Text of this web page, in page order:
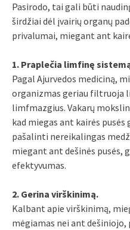
Pasirodo, tai gali būti
širdžiai dėl įvairių organų
privalumai, miegant ant
1. Praplečia limfinę
Pagal Ajurvedos mediciną,
organizmas geriau filtruoja
limfmazgius. Vakarų
kad miegas ant kairės
pašalinti nereikalingas
miegant ant dešinės pusės,
efektyvumas.
2. Gerina virškinimą.
Kalbant apie virškinimą,
mėgiamas nei ant dešiniojo,